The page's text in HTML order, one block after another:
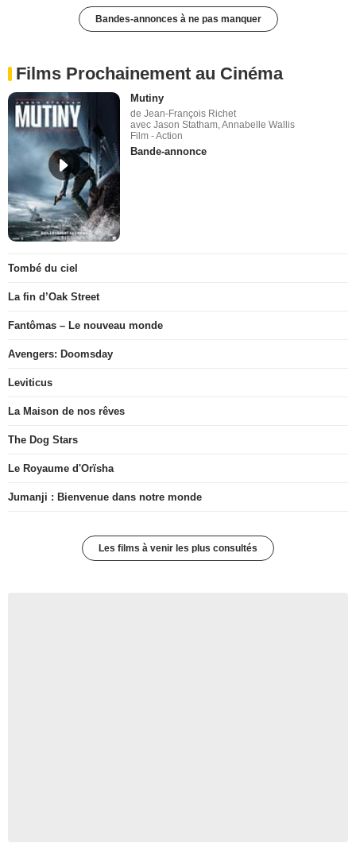
Bandes-annonces à ne pas manquer
Films Prochainement au Cinéma
Mutiny
de Jean-François Richet
avec Jason Statham, Annabelle Wallis
Film - Action
Bande-annonce
Tombé du ciel
La fin d’Oak Street
Fantômas – Le nouveau monde
Avengers: Doomsday
Leviticus
La Maison de nos rêves
The Dog Stars
Le Royaume d'Orïsha
Jumanji : Bienvenue dans notre monde
Les films à venir les plus consultés